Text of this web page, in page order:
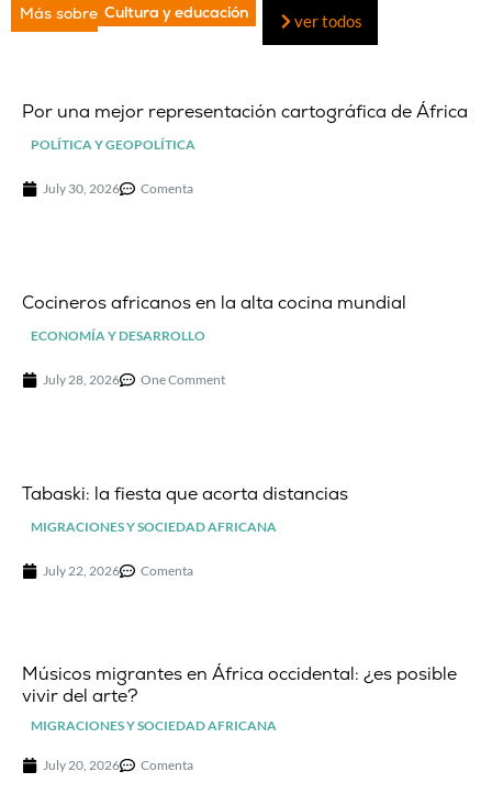
Más sobre Cultura y educación ver todos
Por una mejor representación cartográfica de África
POLÍTICA Y GEOPOLÍTICA
July 30, 2026 Comenta
Cocineros africanos en la alta cocina mundial
ECONOMÍA Y DESARROLLO
July 28, 2026 One Comment
Tabaski: la fiesta que acorta distancias
MIGRACIONES Y SOCIEDAD AFRICANA
July 22, 2026 Comenta
Músicos migrantes en África occidental: ¿es posible
vivir del arte?
MIGRACIONES Y SOCIEDAD AFRICANA
July 20, 2026 Comenta